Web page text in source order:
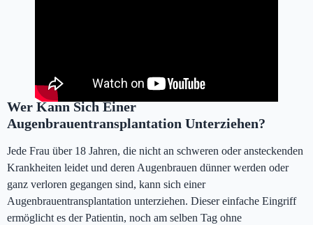
Wer Kann Sich Einer
Augenbrauentransplantation Unterziehen?
Jede Frau über 18 Jahren, die nicht an schweren oder ansteckenden
Krankheiten leidet und deren Augenbrauen dünner werden oder
ganz verloren gegangen sind, kann sich einer
Augenbrauentransplantation unterziehen. Dieser einfache Eingriff
ermöglicht es der Patientin, noch am selben Tag ohne